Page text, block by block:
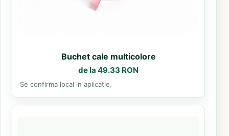
Buchet cale multicolore
de la 49.33 RON
Se confirma local in aplicatie.